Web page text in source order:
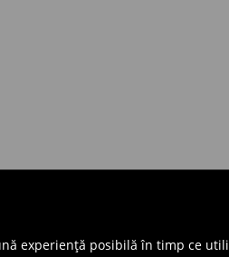
experiență posibilă în timp ce